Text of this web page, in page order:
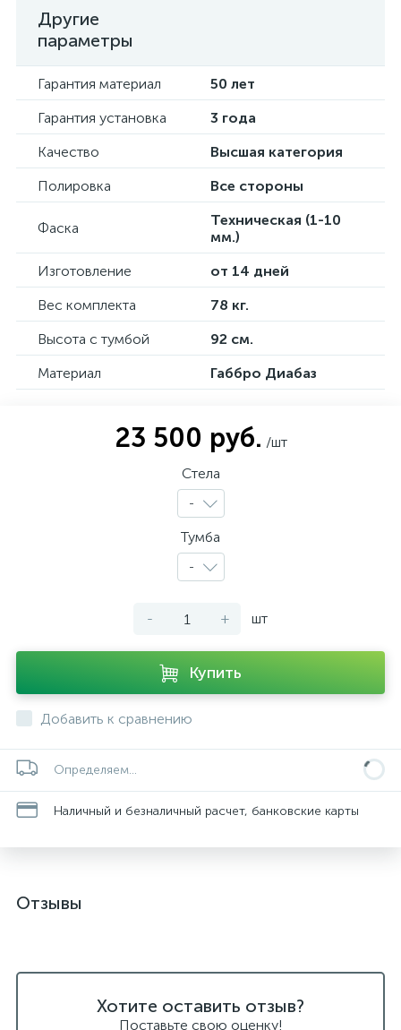
Другие
параметры
Гарантия материал
50 лет
Гарантия установка
3 года
Качество
Высшая категория
Полировка
Все стороны
Фаска
Техническая (1-10
мм.)
Изготовление
от 14 дней
Вес комплекта
78 кг.
Высота с тумбой
92 см.
Материал
Габбро Диабаз
23 500 руб. /шт
Стела
-
Тумба
-
- + шт
Купить
Добавить к сравнению
Определяем...
Наличный и безналичный расчет, банковские карты
Отзывы
Хотите оставить отзыв?
Поставьте свою оценку!